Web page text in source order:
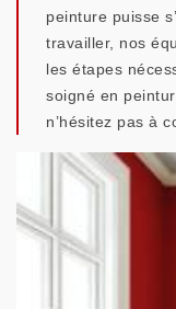
peinture puisse
travailler, nos
les étapes
soigné en
n’hésitez pas à